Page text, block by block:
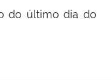
do último dia do